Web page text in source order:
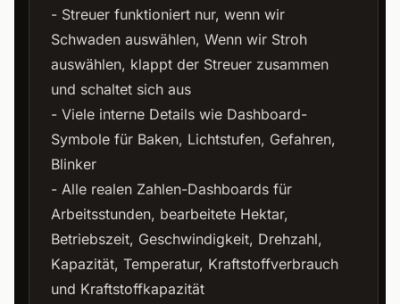
- Streuer funktioniert nur, wenn wir
Schwaden auswählen, Wenn wir Stroh
auswählen, klappt der Streuer zusammen
und schaltet sich aus
- Viele interne Details wie Dashboard-
Symbole für Baken, Lichtstufen, Gefahren,
Blinker
- Alle realen Zahlen-Dashboards für
Arbeitsstunden, bearbeitete Hektar,
Betriebszeit, Geschwindigkeit, Drehzahl,
Kapazität, Temperatur, Kraftstoffverbrauch
und Kraftstoffkapazität